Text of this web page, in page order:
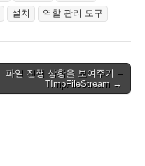
설치 역할 관리 도구
파일 진행 상황을 보여주기 –
TImpFileStream →